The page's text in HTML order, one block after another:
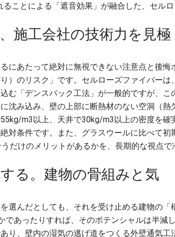
ことによる「遮音効果」が融合した、セルロ
施工会社の技術力を見極
にあたって絶対に無視できない注意点と後悔
）のリスク」です。セルローズファイバーは、
む「デンスパック工法」が一般的ですが、こ
沈み込み、壁の上部に断熱材のない空洞（熱
m3以上、天井で30kg/m3以上の密度を確
対条件です。また、グラスウールに比べて初
だけのメリットがあるかを、長期的な視点で
る。建物の骨組みと気
選んだとしても、それを受け止める建物の「
あったりすれば、そのポテンシャルは半減し
り、壁内の湿気の逃げ道をつくる外壁通気工